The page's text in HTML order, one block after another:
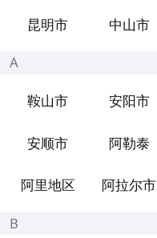
昆明市 中山市
A
鞍山市 安阳市
安顺市 阿勒泰
阿里地区 阿拉尔市
B